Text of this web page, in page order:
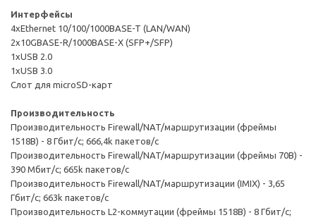
Интерфейсы
4xEthernet 10/100/1000BASE-T (LAN/WAN)
2x10GBASE-R/1000BASE-X (SFP+/SFP)
1xUSB 2.0
1xUSB 3.0
Слот для microSD-карт
Производительность
Производительность Firewall/NAT/маршрутизации (фреймы
1518B) - 8 Гбит/с; 666,4k пакетов/с
Производительность Firewall/NAT/маршрутизации (фреймы 70B) -
390 Мбит/с; 665k пакетов/с
Производительность Firewall/NAT/маршрутизации (IMIX) - 3,65
Гбит/с; 663k пакетов/с
Производительность L2-коммутации (фреймы 1518B) - 8 Гбит/с;